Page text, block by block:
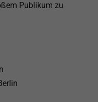
Publikum zu